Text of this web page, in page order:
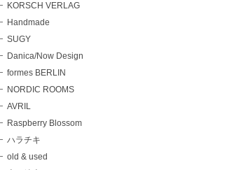
KORSCH VERLAG
Handmade
SUGY
Danica/Now Design
formes BERLIN
NORDIC ROOMS
AVRIL
Raspberry Blossom
ハラチキ
old & used